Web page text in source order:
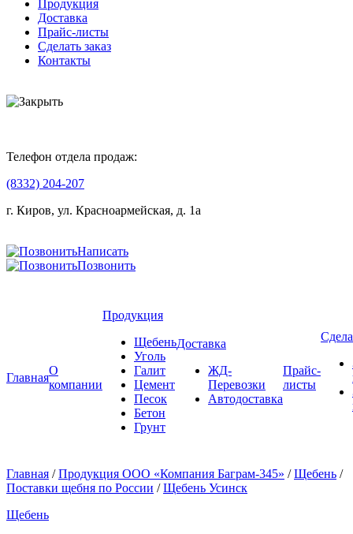
Продукция
Доставка
Прайс-листы
Сделать заказ
Контакты
Телефон отдела продаж:
(8332) 204-207
г. Киров, ул. Красноармейская, д. 1а
Написать
Позвонить
Главная
О
компании
Продукция
Щебень
Уголь
Галит
Цемент
Песок
Бетон
Грунт
Доставка
ЖД-
Перевозки
Автодоставка
Прайс-
листы
Главная / Продукция ООО «Компания Баграм-345» / Щебень /
Поставки щебня по России / Щебень Усинск
Щебень